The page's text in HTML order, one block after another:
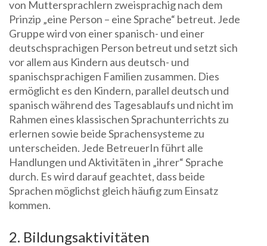
von Muttersprachlern zweisprachig nach dem
Prinzip „eine Person – eine Sprache“ betreut. Jede
Gruppe wird von einer spanisch- und einer
deutschsprachigen Person betreut und setzt sich
vor allem aus Kindern aus deutsch- und
spanischsprachigen Familien zusammen. Dies
ermöglicht es den Kindern, parallel deutsch und
spanisch während des Tagesablaufs und nicht im
Rahmen eines klassischen Sprachunterrichts zu
erlernen sowie beide Sprachensysteme zu
unterscheiden. Jede BetreuerIn führt alle
Handlungen und Aktivitäten in „ihrer“ Sprache
durch. Es wird darauf geachtet, dass beide
Sprachen möglichst gleich häufig zum Einsatz
kommen.
2. Bildungsaktivitäten